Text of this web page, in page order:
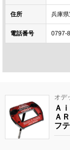
住所 兵庫
電話番号 0797-
オデ
Ａ
Ａ
フ